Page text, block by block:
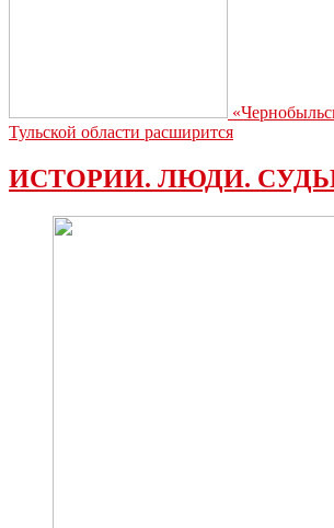
Тульской области расширится
ИСТОРИИ. ЛЮДИ.